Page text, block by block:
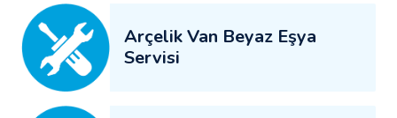
Arçelik Van Beyaz Eşya
Servisi